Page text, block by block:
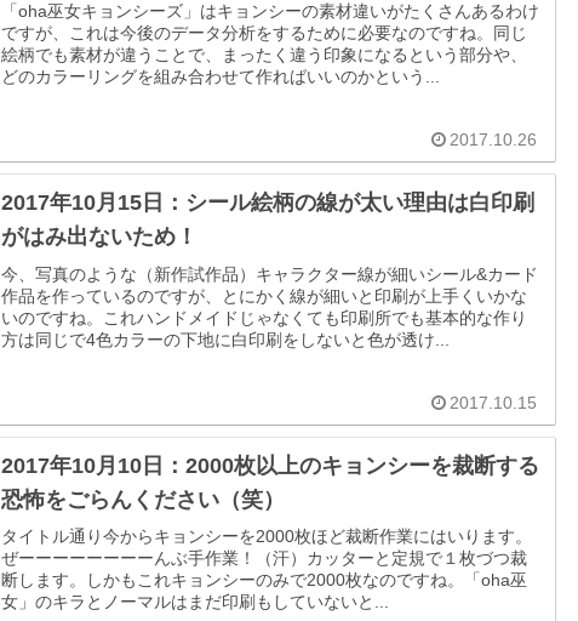
「oha巫女キョンシーズ」はキョンシーの素材違いがたくさんあるわけ
ですが、これは今後のデータ分析をするために必要なのですね。同じ
絵柄でも素材が違うことで、まったく違う印象になるという部分や、
どのカラーリングを組み合わせて作ればいいのかという...
2017.10.26
2017年10月15日：シール絵柄の線が太い理由は白印刷
がはみ出ないため！
今、写真のような（新作試作品）キャラクター線が細いシール&カード
作品を作っているのですが、とにかく線が細いと印刷が上手くいかな
いのですね。これハンドメイドじゃなくても印刷所でも基本的な作り
方は同じで4色カラーの下地に白印刷をしないと色が透け...
2017.10.15
2017年10月10日：2000枚以上のキョンシーを裁断する
恐怖をごらんください（笑）
タイトル通り今からキョンシーを2000枚ほど裁断作業にはいります。
ぜーーーーーーーーんぶ手作業！（汗）カッターと定規で１枚づつ裁
断します。しかもこれキョンシーのみで2000枚なのですね。「oha巫
女」のキラとノーマルはまだ印刷もしていないと...